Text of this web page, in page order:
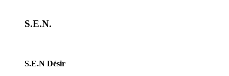
S.E.N.
S.E.N Désir